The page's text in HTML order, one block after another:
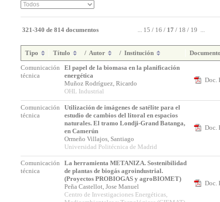
321-340 de 814 documentos ... 15 / 16 / 17 / 18 / 19 ...
Tipo Título / Autor / Institución
Comunicación
técnica
El papel de la biomasa en la planificación
energética
Muñoz Rodríguez, Ricardo
OHL Industrial
Doc.
Comunicación
técnica
Utilización de imágenes de satélite para el
estudio de cambios del litoral en espacios
naturales. El tramo Londji-Grand Batanga,
en Camerún
Ormeño Villajos, Santiago
Universidad Politécnica de Madrid
Doc.
Comunicación
técnica
La herramienta METANIZA. Sostenibilidad
de plantas de biogás agroindustrial.
(Proyectos PROBIOGAS y agroBIOMET)
Peña Castellot, Jose Manuel
Centro de Investigaciones Energéticas,
Doc.